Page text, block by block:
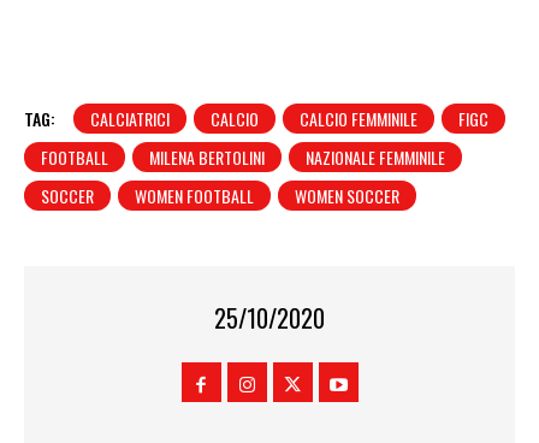
TAG: CALCIATRICI CALCIO CALCIO FEMMINILE
FIGC
FOOTBALL
MILENA BERTOLINI
NAZIONALE FEMMINILE
SOCCER
WOMEN FOOTBALL WOMEN SOCCER
25/10/2020